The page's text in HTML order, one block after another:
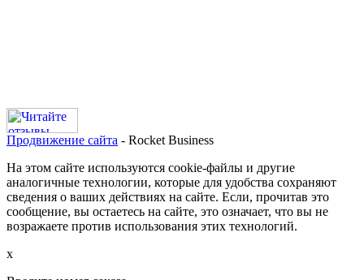
Продвижение сайта - Rocket Business
На этом сайте используются cookie-файлы и другие
аналогичные технологии, которые для удобства сохраняют
сведения о ваших действиях на сайте. Если, прочитав это
сообщение, вы остаетесь на сайте, это означает, что вы не
возражаете против использования этих технологий.
х